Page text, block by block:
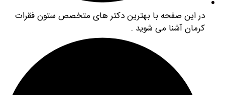
این صفحه با بهترین دکتر های متخصص ستون فقرات
آشنا می شوید .